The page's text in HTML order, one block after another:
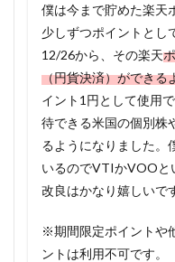
僕は今まで貯めた楽天
少しずつポイントとし
12/26から、その楽天
（円貨決済）ができる
イント1円として使用
待できる米国の個別株
るようになりました。
いるのでVTIかVOOと
改良はかなり嬉しいで
※期間限定ポイントや
ントは利用不可です。